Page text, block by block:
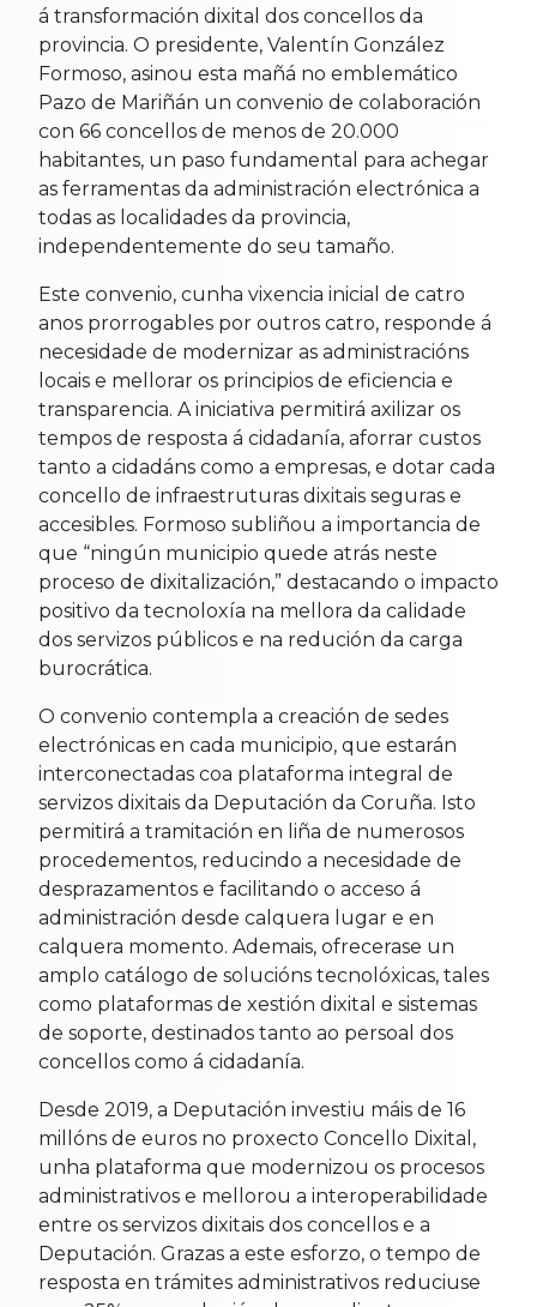
á transformación dixital dos concellos da
provincia. O presidente, Valentín González
Formoso, asinou esta mañá no emblemático
Pazo de Mariñán un convenio de colaboración
con 66 concellos de menos de 20.000
habitantes, un paso fundamental para achegar
as ferramentas da administración electrónica a
todas as localidades da provincia,
independentemente do seu tamaño.
Este convenio, cunha vixencia inicial de catro
anos prorrogables por outros catro, responde á
necesidade de modernizar as administracións
locais e mellorar os principios de eficiencia e
transparencia. A iniciativa permitirá axilizar os
tempos de resposta á cidadanía, aforrar custos
tanto a cidadáns como a empresas, e dotar cada
concello de infraestruturas dixitais seguras e
accesibles. Formoso subliñou a importancia de
que “ningún municipio quede atrás neste
proceso de dixitalización,” destacando o impacto
positivo da tecnoloxía na mellora da calidade
dos servizos públicos e na redución da carga
burocrática.
O convenio contempla a creación de sedes
electrónicas en cada municipio, que estarán
interconectadas coa plataforma integral de
servizos dixitais da Deputación da Coruña. Isto
permitirá a tramitación en liña de numerosos
procedementos, reducindo a necesidade de
desprazamentos e facilitando o acceso á
administración desde calquera lugar e en
calquera momento. Ademais, ofrecerase un
amplo catálogo de solucións tecnolóxicas, tales
como plataformas de xestión dixital e sistemas
de soporte, destinados tanto ao persoal dos
concellos como á cidadanía.
Desde 2019, a Deputación investiu máis de 16
millóns de euros no proxecto Concello Dixital,
unha plataforma que modernizou os procesos
administrativos e mellorou a interoperabilidade
entre os servizos dixitais dos concellos e a
Deputación. Grazas a este esforzo, o tempo de
resposta en trámites administrativos reduciuse